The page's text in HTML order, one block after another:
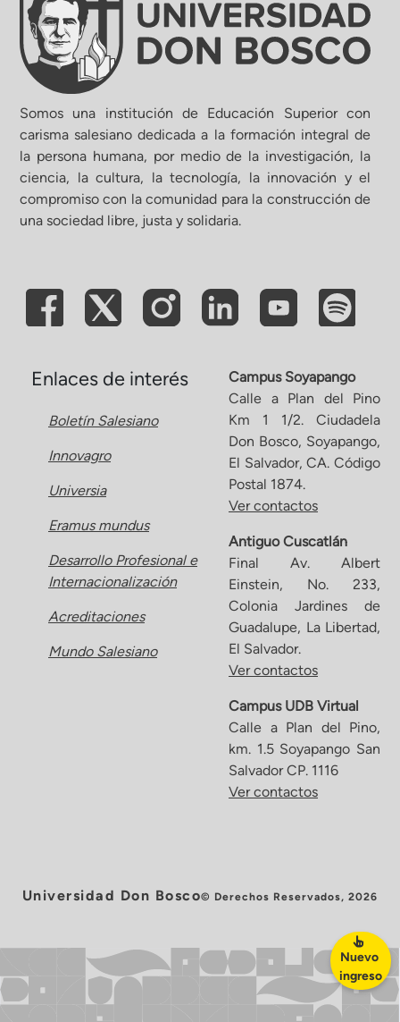
Nuevo
ingreso
Somos una institución de Educación Superior con
carisma salesiano dedicada a la formación integral de
la persona humana, por medio de la investigación, la
ciencia, la cultura, la tecnología, la innovación y el
compromiso con la comunidad para la construcción de
una sociedad libre, justa y solidaria.
Enlaces de interés
Boletín Salesiano
Innovagro
Universia
Eramus mundus
Desarrollo Profesional e
Internacionalización
Acreditaciones
Mundo Salesiano
Campus Soyapango
Calle a Plan del Pino
Km 1 1/2. Ciudadela
Don Bosco, Soyapango,
El Salvador, CA. Código
Postal 1874.
Ver contactos
Antiguo Cuscatlán
Final Av. Albert
Einstein, No. 233,
Colonia Jardines de
Guadalupe, La Libertad,
El Salvador.
Ver contactos
Campus UDB Virtual
Calle a Plan del Pino,
km. 1.5 Soyapango San
Salvador CP. 1116
Ver contactos
Universidad Don Bosco© Derechos Reservados, 2026